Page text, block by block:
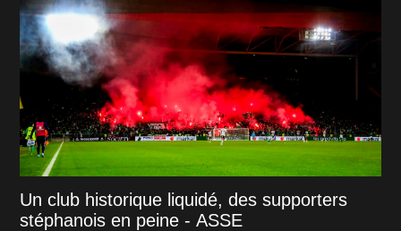
Un club historique liquidé, des supporters
stéphanois en peine - ASSE